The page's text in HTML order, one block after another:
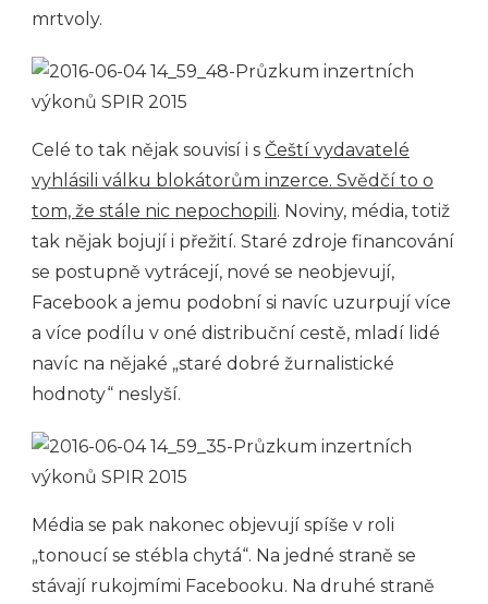
mrtvoly.
Celé to tak nějak souvisí i s Čeští vydavatelé
vyhlásili válku blokátorům inzerce. Svědčí to o
tom, že stále nic nepochopili. Noviny, média, totiž
tak nějak bojují i přežití. Staré zdroje financování
se postupně vytrácejí, nové se neobjevují,
Facebook a jemu podobní si navíc uzurpují více
a více podílu v oné distribuční cestě, mladí lidé
navíc na nějaké „staré dobré žurnalistické
hodnoty“ neslyší.
Média se pak nakonec objevují spíše v roli
„tonoucí se stébla chytá“. Na jedné straně se
stávají rukojmími Facebooku. Na druhé straně